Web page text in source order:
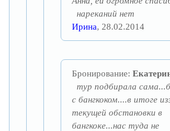
нареканий нет
Ирина, 28.02.2014
Бронирование:
тур подбирала
с бангкоком....в итоге
текущей обстановки в
бангкоке...нас туда не